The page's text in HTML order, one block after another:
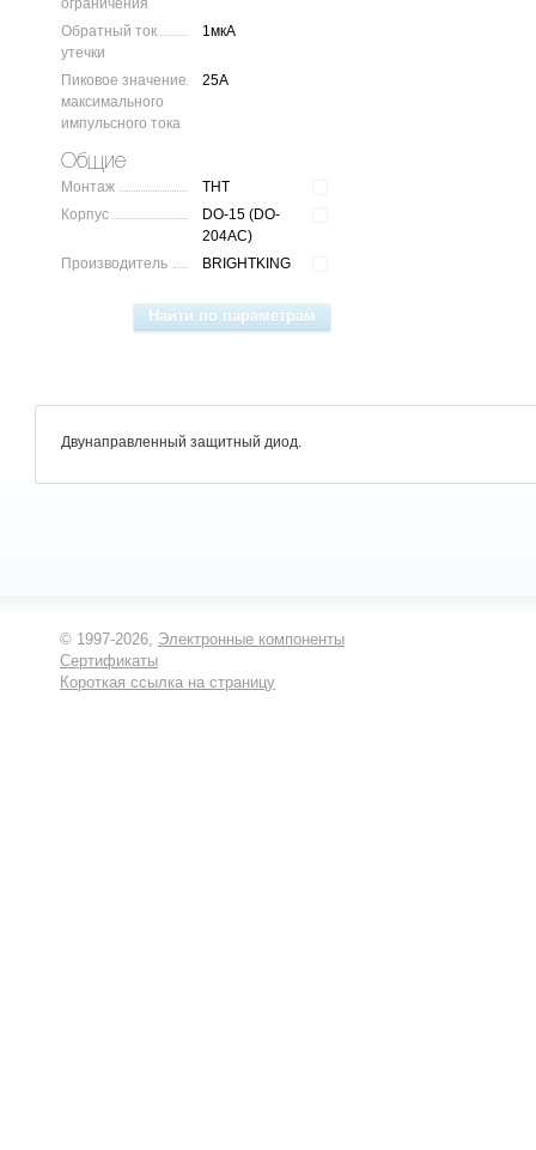
ограничения
Обратный ток
утечки
1мкА
Пиковое значение
максимального
импульсного тока
25A
Общие
Монтаж
THT
Корпус
DO-15 (DO-
204AC)
Производитель
BRIGHTKING
Двунаправленный защитный диод.
© 1997-2026, Электронные компоненты
Сертификаты
Короткая ссылка на страницу